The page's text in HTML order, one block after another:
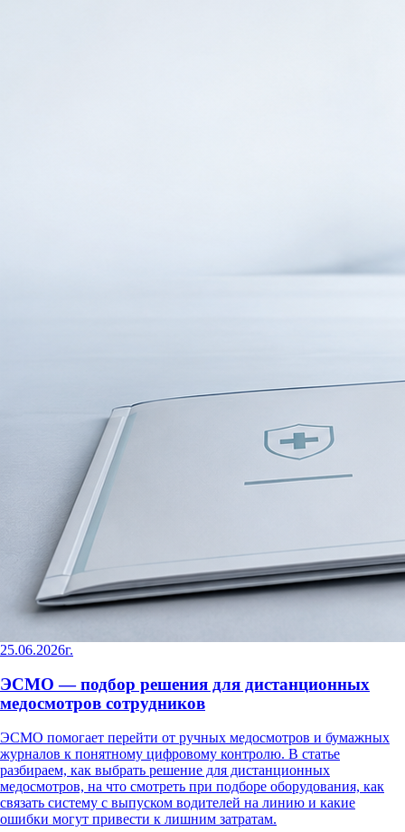
25.06.2026г.
ЭСМО — подбор решения для дистанционных
медосмотров сотрудников
ЭСМО помогает перейти от ручных медосмотров и бумажных
журналов к понятному цифровому контролю. В статье
разбираем, как выбрать решение для дистанционных
медосмотров, на что смотреть при подборе оборудования, как
связать систему с выпуском водителей на линию и какие
ошибки могут привести к лишним затратам.